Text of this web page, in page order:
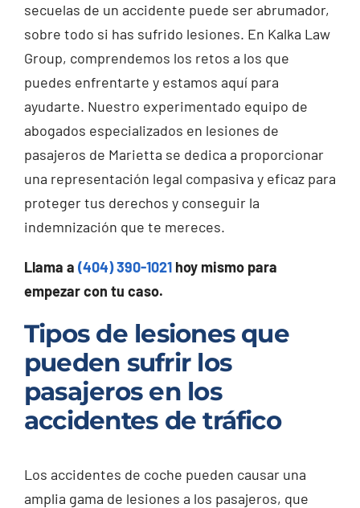
secuelas de un accidente puede ser abrumador,
sobre todo si has sufrido lesiones. En Kalka Law
Group, comprendemos los retos a los que
puedes enfrentarte y estamos aquí para
ayudarte. Nuestro experimentado equipo de
abogados especializados en lesiones de
pasajeros de Marietta se dedica a proporcionar
una representación legal compasiva y eficaz para
proteger tus derechos y conseguir la
indemnización que te mereces.
Llama a (404) 390-1021hoy mismo para
empezar con tu caso.
Tipos de lesiones que
pueden sufrir los
pasajeros en los
accidentes de tráfico
Los accidentes de coche pueden causar una
amplia gama de lesiones a los pasajeros, que